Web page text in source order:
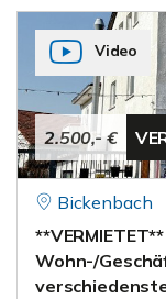
2.500,- €
Video
Bickenbach
Wohn-/